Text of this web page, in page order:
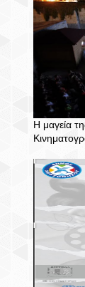
Η μαγεία